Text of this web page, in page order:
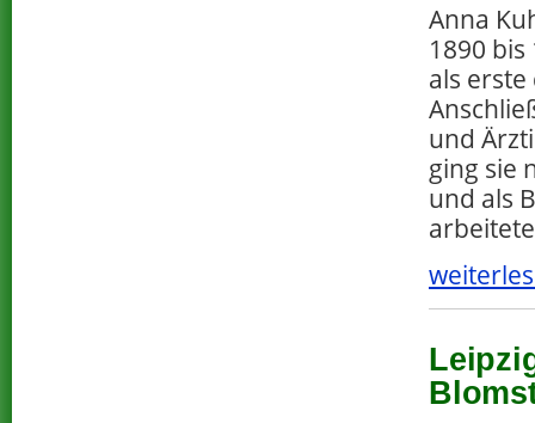
Anna
1890
als
und
ging sie
und als